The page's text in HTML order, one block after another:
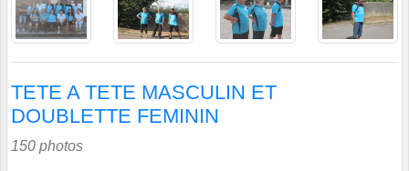
TETE A TETE MASCULIN ET
DOUBLETTE FEMININ
150 photos